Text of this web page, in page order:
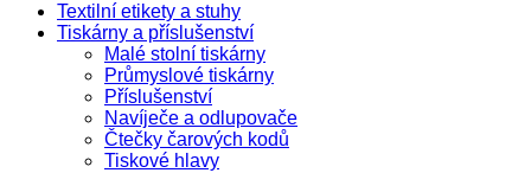
Textilní etikety a stuhy
Tiskárny a příslušenství
Malé stolní tiskárny
Průmyslové tiskárny
Příslušenství
Navíječe a odlupovače
Čtečky čarových kodů
Tiskové hlavy